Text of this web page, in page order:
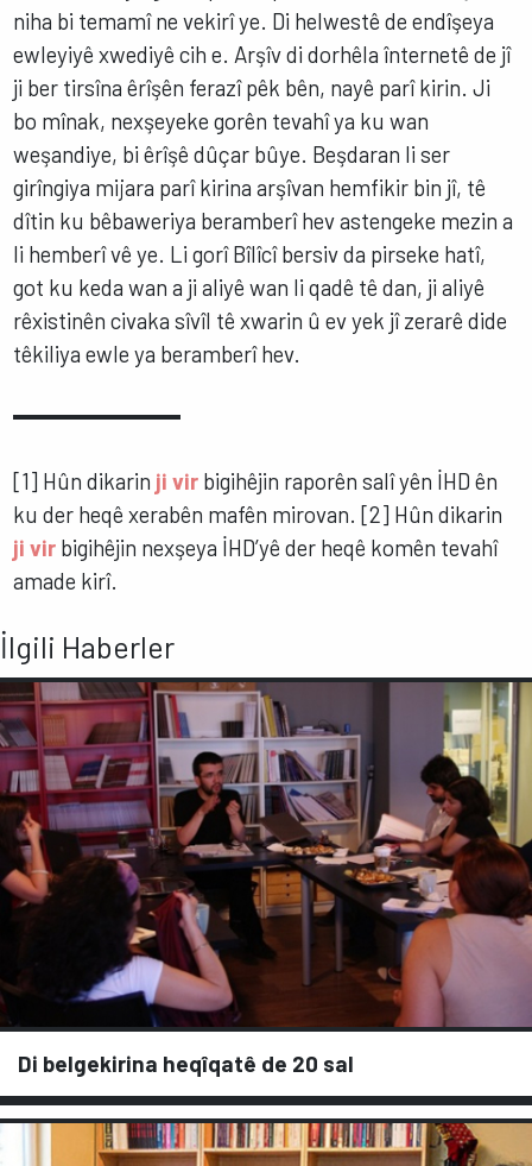
niha bi temamî ne vekirî ye. Di helwestê de endîşeya
ewleyiyê xwediyê cih e. Arşîv di dorhêla înternetê de jî
ji ber tirsîna êrîşên ferazî pêk bên, nayê parî kirin. Ji
bo mînak, nexşeyeke gorên tevahî ya ku wan
weşandiye, bi êrîşê dûçar bûye. Beşdaran li ser
girîngiya mijara parî kirina arşîvan hemfikir bin jî, tê
dîtin ku bêbaweriya beramberî hev astengeke mezin a
li hemberî vê ye. Li gorî Bîlîcî bersiv da pirseke hatî,
got ku keda wan a ji aliyê wan li qadê tê dan, ji aliyê
rêxistinên civaka sîvîl tê xwarin û ev yek jî zerarê dide
têkiliya ewle ya beramberî hev.
[1] Hûn dikarin ji vir bigihêjin raporên salî yên İHD ên
ku der heqê xerabên mafên mirovan.[2] Hûn dikarin
ji vir bigihêjin nexşeya İHD’yê der heqê komên tevahî
amade kirî.
İlgili Haberler
Di belgekirina heqîqatê de 20 sal